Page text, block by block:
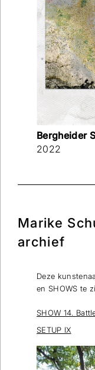
Bergheider
2022
Marike
archief
Deze
en SHOWS te
SHOW 14.
SETUP IX
Wilt u op de